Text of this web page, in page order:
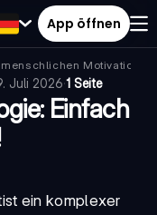
App öffnen
Motivation
Juli 2026·1 Seite
Einfach
ist ein komplexer